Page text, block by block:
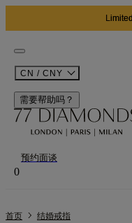
02 日
CN / CNY
需要帮助吗？
预约面谈
0
首页 结婚戒指